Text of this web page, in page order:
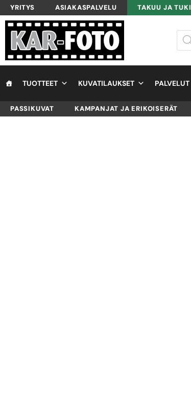
YRITYS ASIAKASPALVELU TAKUU JA TUKI
TUOTTEET KUVATILAUKSET PALVELUT
PASSIKUVAT KAMPANJAT JA ERIKOISERÄT